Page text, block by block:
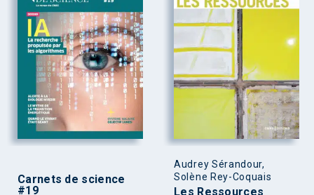
Carnets de science
#19
Audrey Sérandour,
Solène Rey-Coquais
Les Ressources